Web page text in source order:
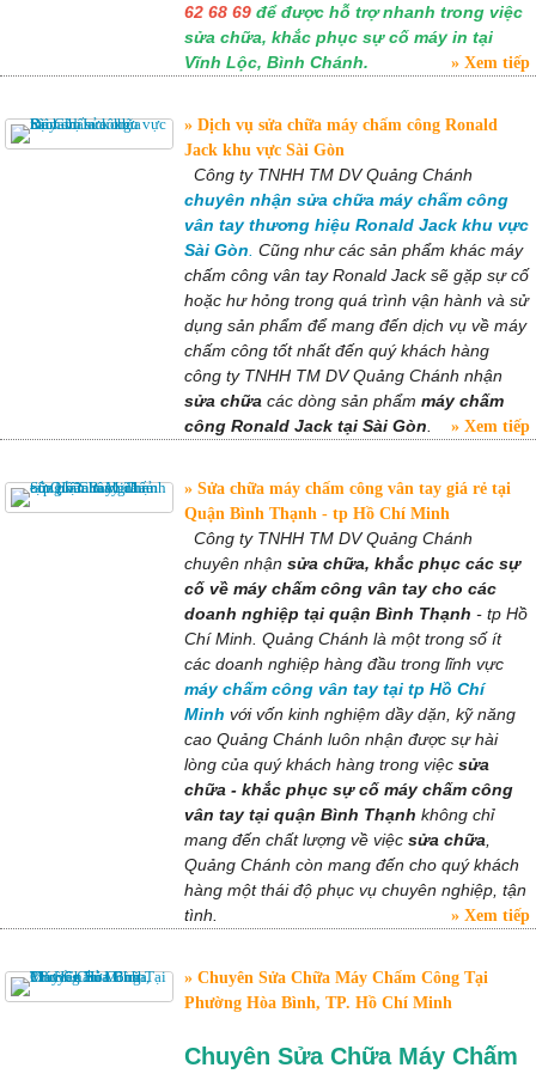
62 68 69 để được hỗ trợ nhanh trong việc
sửa chữa, khắc phục sự cố máy in tại
Vĩnh Lộc, Bình Chánh.
Xem tiếp
Dịch vụ sửa chữa máy chấm công Ronald
Jack khu vực Sài Gòn
Công ty TNHH TM DV Quảng Chánh
chuyên nhận sửa chữa máy chấm công
vân tay thương hiệu Ronald Jack khu vực
Sài Gòn Cũng như các sản phẩm khác máy
chấm công vân tay Ronald Jack sẽ gặp sự cố
hoặc hư hỏng trong quá trình vận hành và sử
dụng sản phẩm để mang đến dịch vụ về máy
chấm công tốt nhất đến quý khách hàng
công ty TNHH TM DV Quảng Chánh nhận
sửa chữa các dòng sản phẩmmáy chấm
công Ronald Jack tại Sài Gòn
Xem tiếp
Sửa chữa máy chấm công vân tay giá rẻ tại
Quận Bình Thạnh - tp Hồ Chí Minh
Công ty TNHH TM DV Quảng Chánh
chuyên nhận sửa chữa, khắc phục các sự
cố về máy chấm công vân tay cho các
doanh nghiệp tại quận Bình Thạnh- tp Hồ
Chí Minh. Quảng Chánh là một trong số ít
các doanh nghiệp hàng đầu trong lĩnh vực
máy chấm công vân tay tại tp Hồ Chí
Minh với vốn kinh nghiệm dầy dặn, kỹ năng
cao Quảng Chánh luôn nhận được sự hài
lòng của quý khách hàng trong việcsửa
chữa - khắc phục sự cố máy chấm công
vân tay tại quận Bình Thạnh không chỉ
mang đến chất lượng về việc sửa chữa
Quảng Chánh còn mang đến cho quý khách
hàng một thái độ phục vụ chuyên nghiệp, tận
tình.
Xem tiếp
Chuyên Sửa Chữa Máy Chấm Công Tại
Phường Hòa Bình, TP. Hồ Chí Minh
Chuyên Sửa Chữa Máy Chấm